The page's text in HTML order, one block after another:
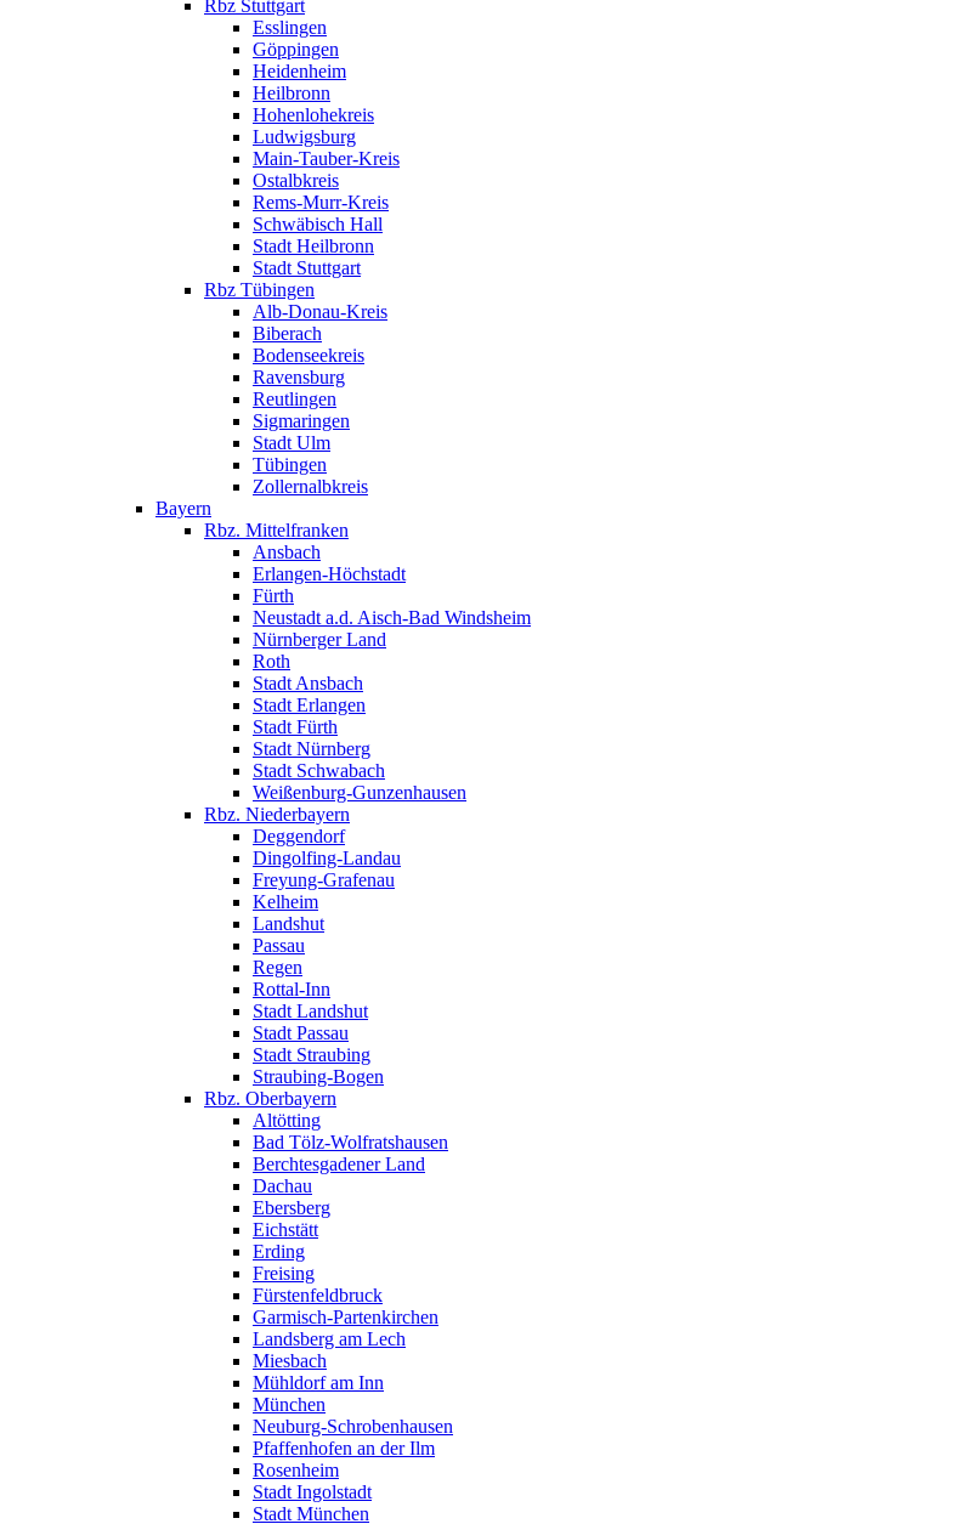
Rbz Stuttgart
Esslingen
Göppingen
Heidenheim
Heilbronn
Hohenlohekreis
Ludwigsburg
Main-Tauber-Kreis
Ostalbkreis
Rems-Murr-Kreis
Schwäbisch Hall
Stadt Heilbronn
Stadt Stuttgart
Rbz Tübingen
Alb-Donau-Kreis
Biberach
Bodenseekreis
Ravensburg
Reutlingen
Sigmaringen
Stadt Ulm
Tübingen
Zollernalbkreis
Bayern
Rbz. Mittelfranken
Ansbach
Erlangen-Höchstadt
Fürth
Neustadt a.d. Aisch-Bad Windsheim
Nürnberger Land
Roth
Stadt Ansbach
Stadt Erlangen
Stadt Fürth
Stadt Nürnberg
Stadt Schwabach
Weißenburg-Gunzenhausen
Rbz. Niederbayern
Deggendorf
Dingolfing-Landau
Freyung-Grafenau
Kelheim
Landshut
Passau
Regen
Rottal-Inn
Stadt Landshut
Stadt Passau
Stadt Straubing
Straubing-Bogen
Rbz. Oberbayern
Altötting
Bad Tölz-Wolfratshausen
Berchtesgadener Land
Dachau
Ebersberg
Eichstätt
Erding
Freising
Fürstenfeldbruck
Garmisch-Partenkirchen
Landsberg am Lech
Miesbach
Mühldorf am Inn
München
Neuburg-Schrobenhausen
Pfaffenhofen an der Ilm
Rosenheim
Stadt Ingolstadt
Stadt München